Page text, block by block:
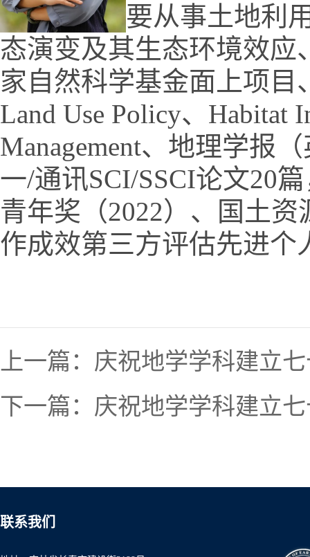
要从事土地利
态演变及其生态环境效
家自然科学基金面上项
Land Use Policy、 Habitat
Management、地理学报
一/通讯SCI/SSCI论文20
青年奖（2022）、国土资
作成效第三方评估先进个
上一篇： 庆祝地学学科建立
下一篇： 庆祝地学学科建立
联系我们